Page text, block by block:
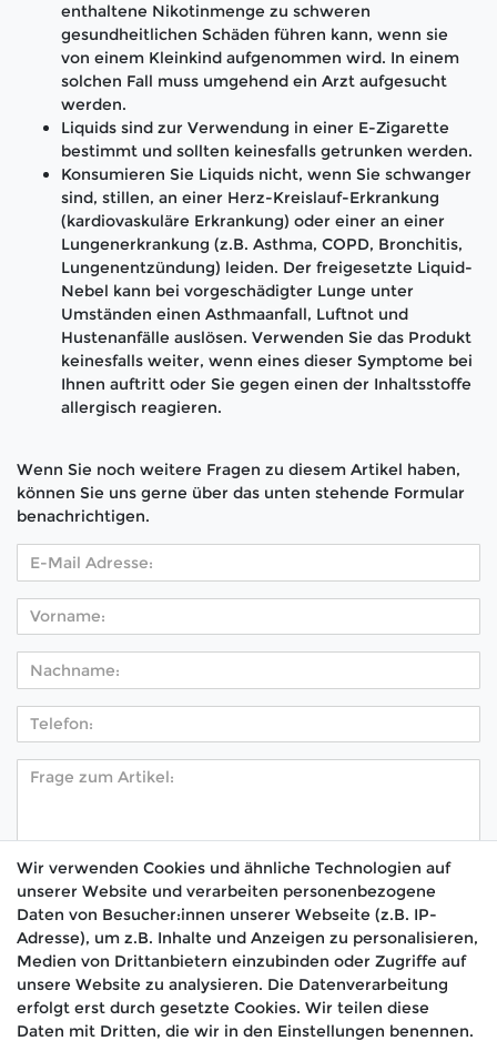
enthaltene Nikotinmenge zu schweren
gesundheitlichen Schäden führen kann, wenn sie
von einem Kleinkind aufgenommen wird. In einem
solchen Fall muss umgehend ein Arzt aufgesucht
werden.
Liquids sind zur Verwendung in einer E-Zigarette
bestimmt und sollten keinesfalls getrunken werden.
Konsumieren Sie Liquids nicht, wenn Sie schwanger
sind, stillen, an einer Herz-Kreislauf-Erkrankung
(kardiovaskuläre Erkrankung) oder einer an einer
Lungenerkrankung (z.B. Asthma, COPD, Bronchitis,
Lungenentzündung) leiden. Der freigesetzte Liquid-
Nebel kann bei vorgeschädigter Lunge unter
Umständen einen Asthmaanfall, Luftnot und
Hustenanfälle auslösen. Verwenden Sie das Produkt
keinesfalls weiter, wenn eines dieser Symptome bei
Ihnen auftritt oder Sie gegen einen der Inhaltsstoffe
allergisch reagieren.
Wenn Sie noch weitere Fragen zu diesem Artikel haben,
können Sie uns gerne über das unten stehende Formular
benachrichtigen.
Hiermit bestätige ich, dass ich dieDaten­schutz­
erklärung gelesen habe. *
Absenden
Wir verwenden Cookies und ähnliche Technologien auf
unserer Website und verarbeiten personenbezogene
Daten von Besucher:innen unserer Webseite (z.B. IP-
Adresse), um z.B. Inhalte und Anzeigen zu personalisieren,
Medien von Drittanbietern einzubinden oder Zugriffe auf
unsere Website zu analysieren. Die Datenverarbeitung
erfolgt erst durch gesetzte Cookies. Wir teilen diese
Daten mit Dritten, die wir in den Einstellungen benennen.